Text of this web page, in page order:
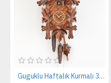
Guguklu Haftalık Kurmalı 35 Cm. Kuşlu Oymalı